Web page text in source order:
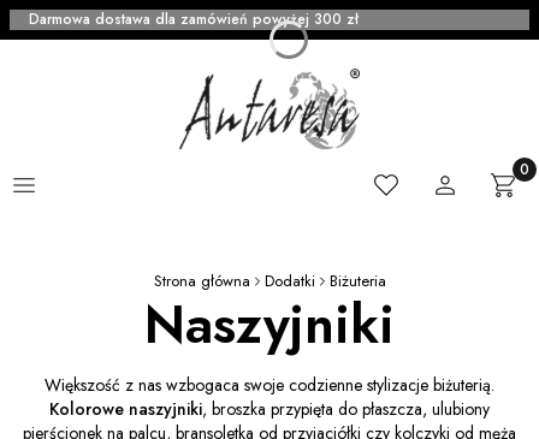
Darmowa dostawa dla zamówień powyżej 300 zł
Menu UlubioneZaloguj się
Strona główna Dodatki Biżuteria
Naszyjniki
Większość z nas wzbogaca swoje codzienne stylizacje biżuterią.
Kolorowe naszyjniki, broszka przypięta do płaszcza, ulubiony
pierścionek na palcu, bransoletka od przyjaciółki czy kolczyki od męża